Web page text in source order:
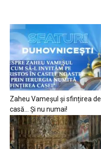
Zaheu Vameșul și sfințirea de
casă… Și nu numai!